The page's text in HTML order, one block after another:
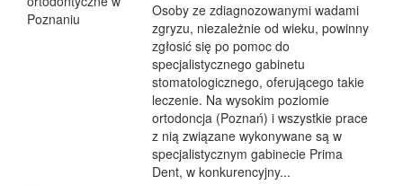
Osoby ze zdiagnozowanymi wadami
zgryzu, niezależnie od wieku, powinny
zgłosić się po pomoc do
specjalistycznego gabinetu
stomatologicznego, oferującego takie
leczenie. Na wysokim poziomie
ortodoncja (Poznań) i wszystkie prace
z nią związane wykonywane są w
specjalistycznym gabinecie Prima
Dent, w konkurencyjny...